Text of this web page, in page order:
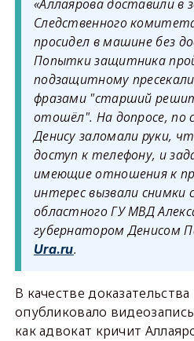
«Аллаярова доставили в
Следственного
просидел в машине без
Попытки защитника
подзащитному
фразами "старший
отошёл". На допросе, по
Денису заломали руки,
доступ к телефону, и
имеющие отношения к
интерес вызвали снимки
областного ГУ МВД
губернатором Денисом
Ura.ru.
В качестве
опубликовало
как адвокат кричит